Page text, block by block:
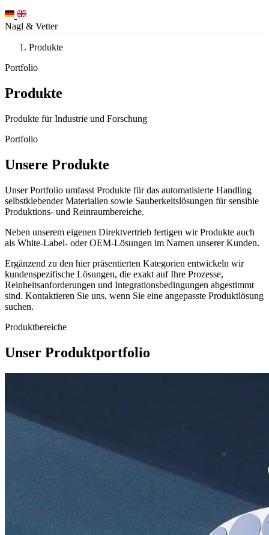
Nagl & Vetter
Produkte
Portfolio
Produkte
Produkte für Industrie und Forschung
Portfolio
Unsere Produkte
Unser Portfolio umfasst Produkte für das automatisierte Handling
selbstklebender Materialien sowie Sauberkeitslösungen für sensible
Produktions- und Reinraumbereiche.
Neben unserem eigenen Direktvertrieb fertigen wir Produkte auch
als White-Label- oder OEM-Lösungen im Namen unserer Kunden.
Ergänzend zu den hier präsentierten Kategorien entwickeln wir
kundenspezifische Lösungen, die exakt auf Ihre Prozesse,
Reinheitsanforderungen und Integrationsbedingungen abgestimmt
sind. Kontaktieren Sie uns, wenn Sie eine angepasste Produktlösung
suchen.
Produktbereiche
Unser Produktportfolio